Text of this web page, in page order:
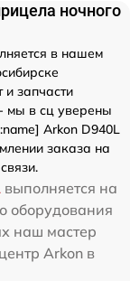
ночного
в нашем
запчасти
мы в сц уверены
Arkon D940L
заказа на
выполняется на
оборудования
наш мастер
Arkon в